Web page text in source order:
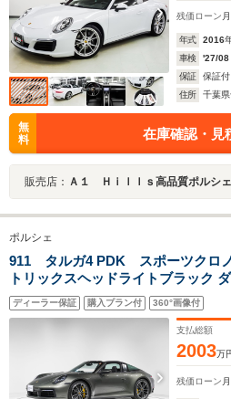
残価ローン
年式 2016
車検
'27/08
保証
保証付
住所
千葉
無
料
在庫確認・見
販売店： Ａ１ Ｈｉｌｌｓ高品質ポルシ
ポルシェ
911 タルガ4 PDK スポーツクロ
トリックスヘッドライトブラック
リアPKG パワーステアリング+ 20/
CarreraClassicホイール GTスポー
ディーラー保証 購入プラン付 360°画像付
支払総額
2003万
残価ローン